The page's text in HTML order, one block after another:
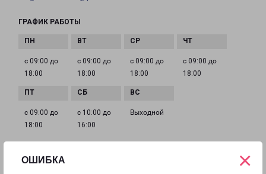
ОШИБКА ×
ГРАФИК РАБОТЫ
с 09:00 до
18:00
с 09:00 до
18:00
с 09:00 до
18:00
с 09:00 до
18:00
с 09:00 до
18:00
с 10:00 до
16:00
Выходной